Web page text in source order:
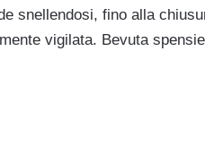
snellendosi, fino alla
vigilata. Bevuta